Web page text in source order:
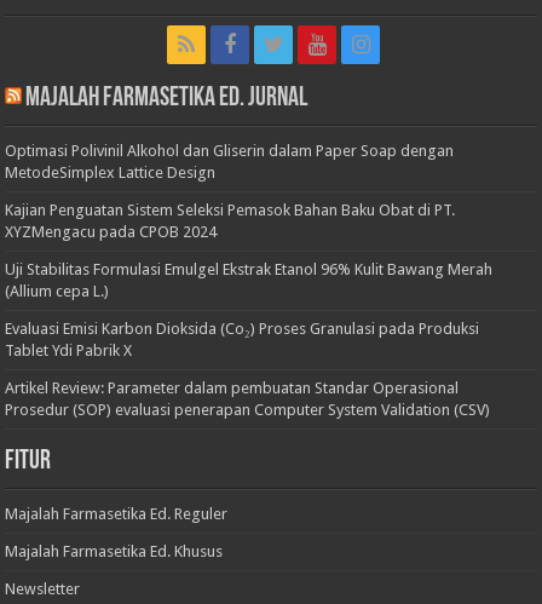
Majalah Farmasetika Ed. Jurnal
Optimasi Polivinil Alkohol dan Gliserin dalam Paper Soap dengan
MetodeSimplex Lattice Design
Kajian Penguatan Sistem Seleksi Pemasok Bahan Baku Obat di PT.
XYZMengacu pada CPOB 2024
Uji Stabilitas Formulasi Emulgel Ekstrak Etanol 96% Kulit Bawang Merah
(Allium cepa L.)
Evaluasi Emisi Karbon Dioksida (Co₂) Proses Granulasi pada Produksi
Tablet Ydi Pabrik X
Artikel Review: Parameter dalam pembuatan Standar Operasional
Prosedur (SOP) evaluasi penerapan Computer System Validation (CSV)
Fitur
Majalah Farmasetika Ed. Reguler
Majalah Farmasetika Ed. Khusus
Newsletter